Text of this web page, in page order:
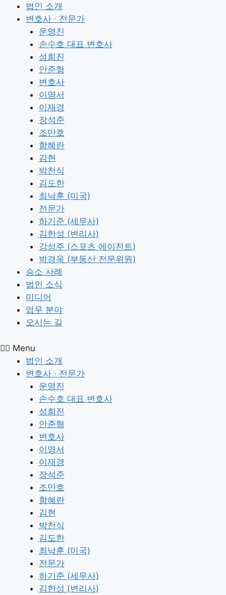
법인 소개
변호사 · 전문가
운영진
손수호 대표 변호사
성희진
안준형
변호사
이영서
이재경
장석준
조만호
함혜란
김현
박천식
김도한
최낙훈 (미국)
전문가
하기준 (세무사)
김한성 (변리사)
강성주 (스포츠 에이전트)
박경욱 (부동산 전문위원)
승소 사례
법인 소식
미디어
업무 분야
오시는 길
Menu
법인 소개
변호사 · 전문가
운영진
손수호 대표 변호사
성희진
안준형
변호사
이영서
이재경
장석준
조만호
함혜란
김현
박천식
김도한
최낙훈 (미국)
전문가
하기준 (세무사)
김한성 (변리사)